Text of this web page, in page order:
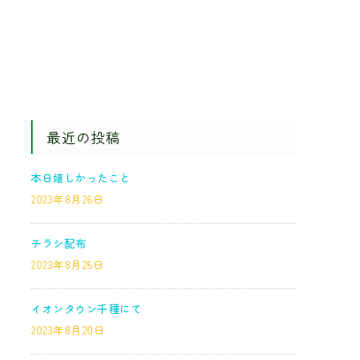
最近の投稿
本日嬉しかったこと
2023年8月26日
チラシ配布
2023年8月25日
イオンタウン千種にて
2023年8月20日